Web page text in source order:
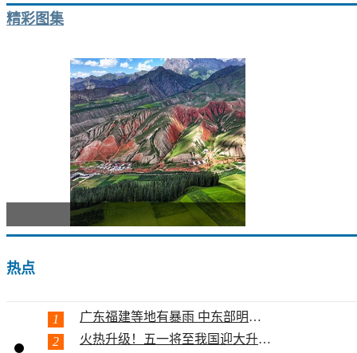
精彩图集
走进青
热点
1
广东福建等地有暴雨 中东部明起大升...
2
火热升级！五一将至我国迎大升温 多...